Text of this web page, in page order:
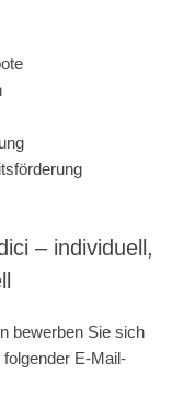
– individuell,
bewerben Sie sich
E-Mail-